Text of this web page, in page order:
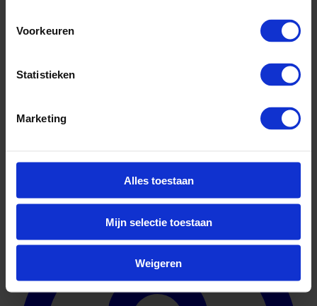
Voorkeuren
Statistieken
Marketing
Alles toestaan
Mijn selectie toestaan
Weigeren